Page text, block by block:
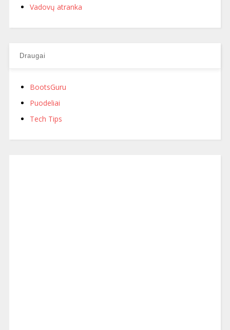
Vadovų atranka
Draugai
BootsGuru
Puodeliai
Tech Tips